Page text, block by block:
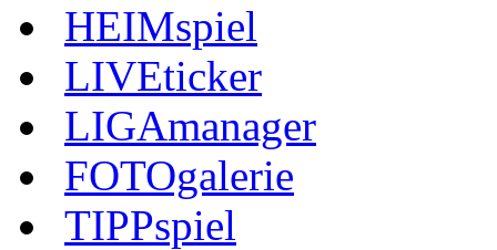
HEIMspiel
LIVEticker
LIGAmanager
FOTOgalerie
TIPPspiel